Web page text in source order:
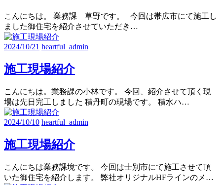
こんにちは。 業務課 草野です。 今回は帯広市にて施工し
ました御住宅を紹介させていただき…
2024/10/21 heartful_admin
施工現場紹介
こんにちは。業務課の小林です。 今回、紹介させて頂く現
場は先日完工しました 積丹町の現場です。 積水ハ…
2024/10/10 heartful_admin
施工現場紹介
こんにちは業務課境です。 今回は士別市にて施工させて頂
いた御住宅を紹介します。 弊社オリジナルHFラインのメ…